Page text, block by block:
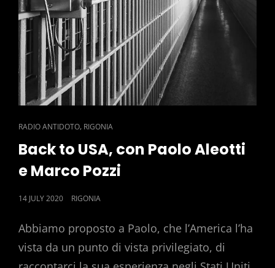
CAT
RADIO ANTIDOTO, RIGONIA
Back to USA, con Paolo Aleotti
e Marco Pozzi
POSTED
14 JULY 2020 RIGONIA
Abbiamo proposto a Paolo, che l’America l’ha
vista da un punto di vista privilegiato, di